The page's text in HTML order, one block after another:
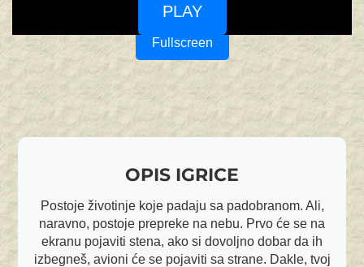
PLAY
Fullscreen
OPIS IGRICE
Postoje životinje koje padaju sa padobranom. Ali,
naravno, postoje prepreke na nebu. Prvo će se na
ekranu pojaviti stena, ako si dovoljno dobar da ih
izbegneš, avioni će se pojaviti sa strane. Dakle, tvoj